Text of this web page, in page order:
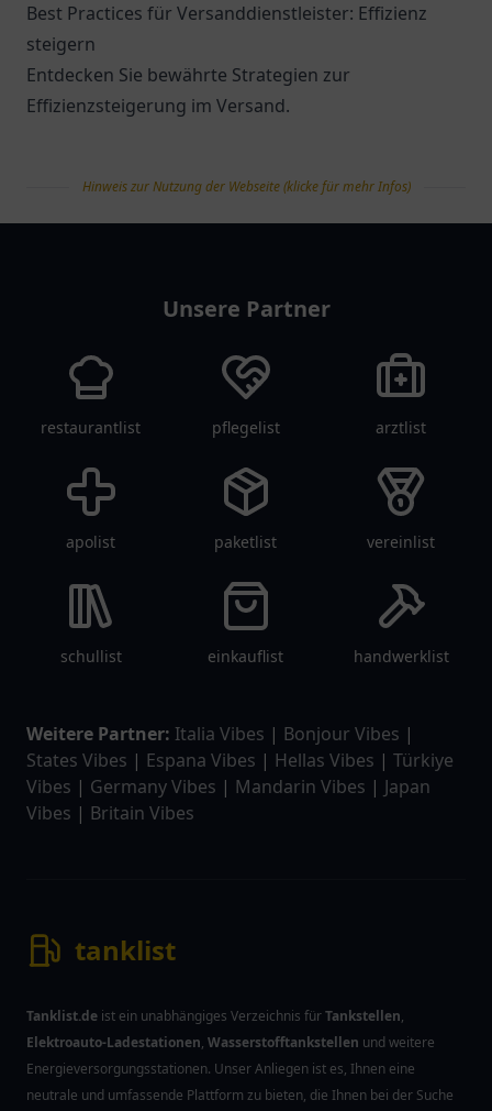
Best Practices für Versanddienstleister: Effizienz
steigern
Entdecken Sie bewährte Strategien zur
Effizienzsteigerung im Versand.
Hinweis zur Nutzung der Webseite (klicke für mehr Infos)
Unsere Partner
restaurantlist pflegelist arztlist
apolist paketlist vereinlist
schullist einkauflist handwerklist
Weitere Partner: Italia Vibes | Bonjour Vibes |
States Vibes | Espana Vibes | Hellas Vibes | Türkiye
Vibes | Germany Vibes | Mandarin Vibes | Japan
Vibes | Britain Vibes
tanklist
Tanklist.de ist ein unabhängiges Verzeichnis fürTankstellen,
Elektroauto-Ladestationen, Wasserstofftankstellen und weitere
Energieversorgungsstationen. Unser Anliegen ist es, Ihnen eine
neutrale und umfassende Plattform zu bieten, die Ihnen bei der Suche